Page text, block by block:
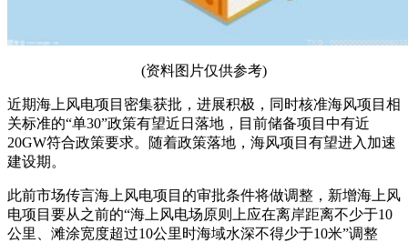
(资料图片仅供参考)
近期海上风电项目密集获批，进展积极，同时核准海风项目相
关标准的“单30”政策有望近日落地，目前储备项目中有近
20GW符合政策要求。随着政策落地，海风项目有望进入加速
建设期。
此前市场传言海上风电项目的审批条件将做调整，新增海上风
电项目要从之前的“海上风电场原则上应在离岸距离不少于10
公里、滩涂宽度超过10公里时海域水深不得少于10米”调整